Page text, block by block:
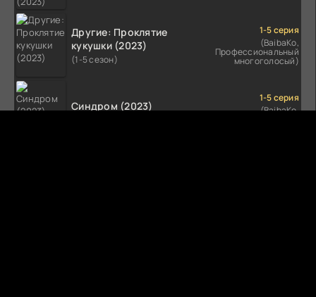
Другие: Проклятие
кукушки (2023)
(1-5 сезон)
1-5 серия
(BaibaKo,
Профессиональный
многоголосый)
Синдром (2023)
1-5 серия
(BaibaKo,